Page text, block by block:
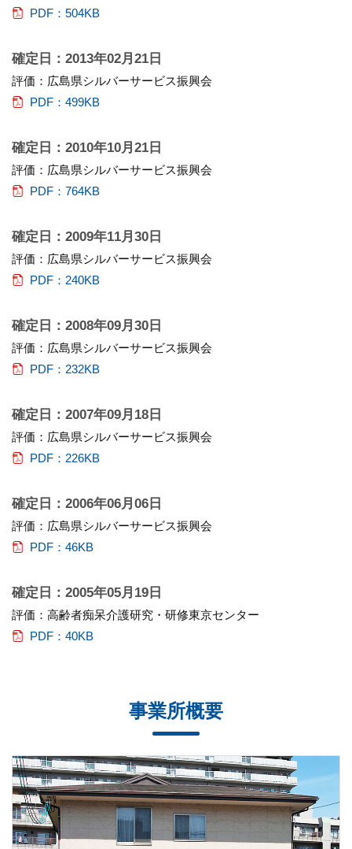
PDF：504KB
確定日：2013年02月21日
評価：広島県シルバーサービス振興会
PDF：499KB
確定日：2010年10月21日
評価：広島県シルバーサービス振興会
PDF：764KB
確定日：2009年11月30日
評価：広島県シルバーサービス振興会
PDF：240KB
確定日：2008年09月30日
評価：広島県シルバーサービス振興会
PDF：232KB
確定日：2007年09月18日
評価：広島県シルバーサービス振興会
PDF：226KB
確定日：2006年06月06日
評価：広島県シルバーサービス振興会
PDF：46KB
確定日：2005年05月19日
評価：高齢者痴呆介護研究・研修東京センター
PDF：40KB
事業所概要